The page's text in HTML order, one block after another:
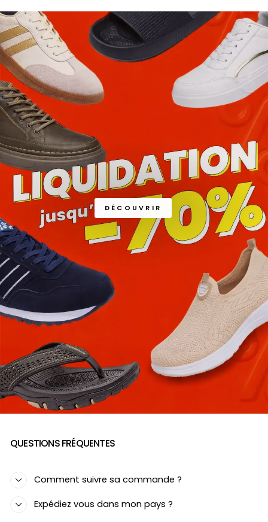
DÉCOUVRIR
QUESTIONS FRÉQUENTES
Comment suivre sa commande ?
Expédiez vous dans mon pays ?